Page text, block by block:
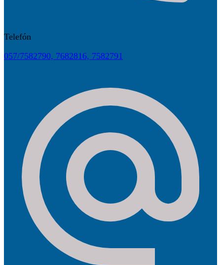
Telefón
057/7582790, 7682816, 7582791